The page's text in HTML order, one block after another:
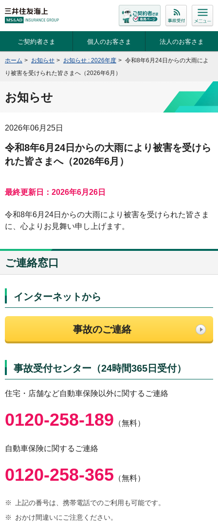
ご契約者さま 個人のお客さま 法人のお客さま
ホーム > お知らせ > お知らせ : 2026年度 > 令和8年6月24日からの大雨によ
り被害を受けられた皆さまへ（2026年6月）
お知らせ
2026年06月25日
令和8年6月24日からの大雨により被害を受けら
れた皆さまへ（2026年6月）
最終更新日：2026年6月26日
令和8年6月24日からの大雨により被害を受けられた皆さま
に、心よりお見舞い申し上げます。
ご連絡窓口
インターネットから
事故のご連絡
事故受付センター（24時間365日受付）
住宅・店舗など自動車保険以外に関するご連絡
0120-258-189 （無料）
自動車保険に関するご連絡
0120-258-365 （無料）
※
上記の番号は、携帯電話でのご利用も可能です。
※
おかけ間違いにご注意ください。